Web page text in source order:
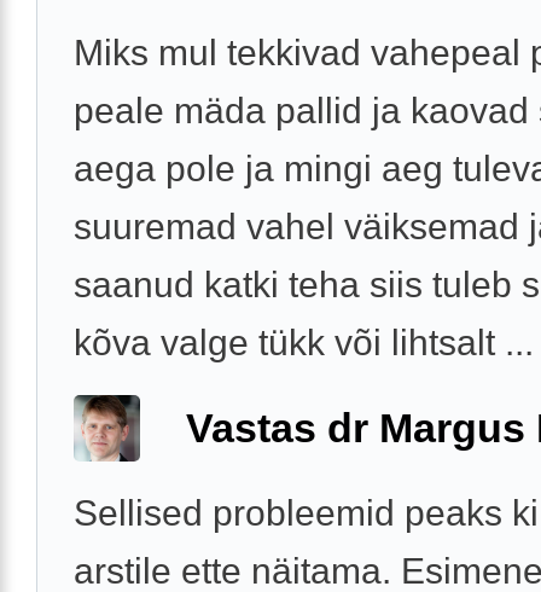
Miks mul tekkivad vahepeal
peale mäda pallid ja kaovad
aega pole ja mingi aeg
suuremad vahel väiksemad
saanud katki teha siis tuleb
kõva valge tükk või lihtsalt ...
Vastas dr Margus
Sellised probleemid peaks
arstile ette näitama.